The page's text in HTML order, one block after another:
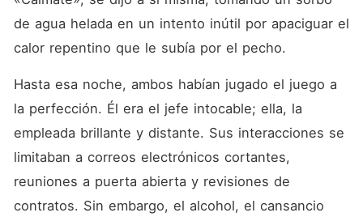
de agua helada en un intento inútil por apaciguar el
calor repentino que le subía por el pecho.
Hasta esa noche, ambos habían jugado el juego a
la perfección. Él era el jefe intocable; ella, la
empleada brillante y distante. Sus interacciones se
limitaban a correos electrónicos cortantes,
reuniones a puerta abierta y revisiones de
contratos. Sin embargo, el alcohol, el cansancio